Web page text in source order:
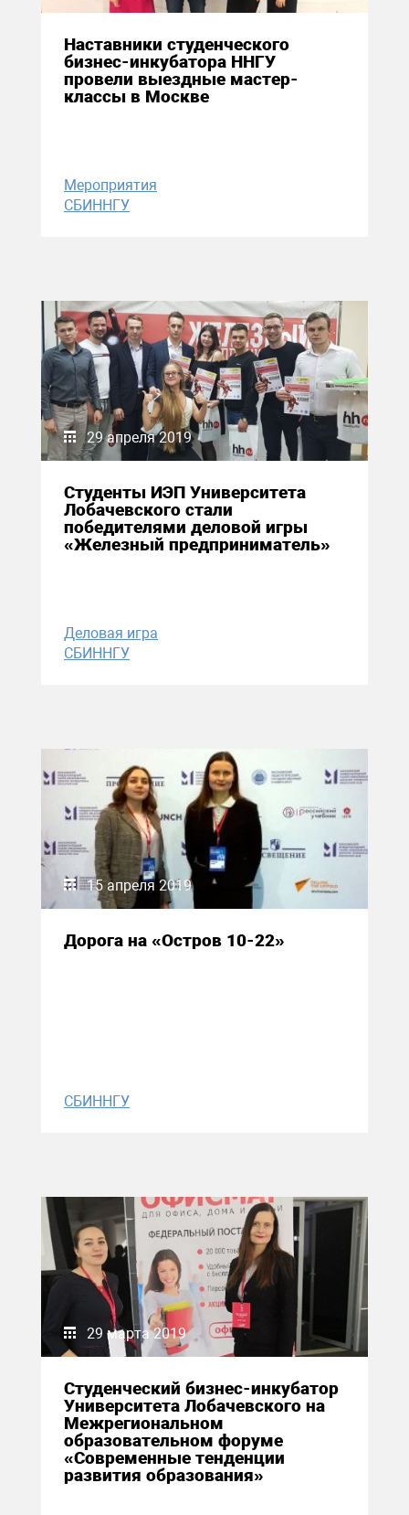
Наставники студенческого
бизнес-инкубатора ННГУ
провели выездные мастер-
классы в Москве
Мероприятия
СБИННГУ
29 апреля 2019
Студенты ИЭП Университета
Лобачевского стали
победителями деловой игры
«Железный предприниматель»
Деловая игра
СБИННГУ
15 апреля 2019
Дорога на «Остров 10-22»
СБИННГУ
29 марта 2019
Студенческий бизнес-инкубатор
Университета Лобачевского на
Межрегиональном
образовательном форуме
«Современные тенденции
развития образования»